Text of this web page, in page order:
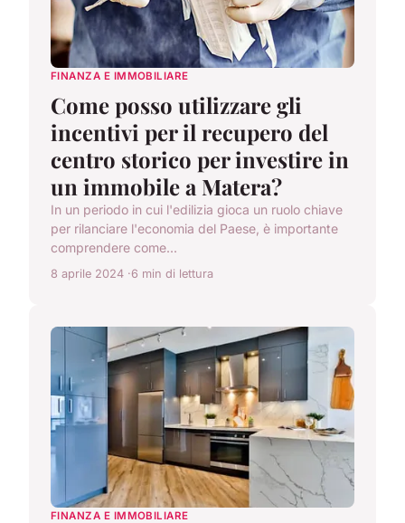
FINANZA E IMMOBILIARE
Come posso utilizzare gli
incentivi per il recupero del
centro storico per investire in
un immobile a Matera?
In un periodo in cui l'edilizia gioca un ruolo chiave
per rilanciare l'economia del Paese, è importante
comprendere come...
8 aprile 2024 6 min di lettura
FINANZA E IMMOBILIARE